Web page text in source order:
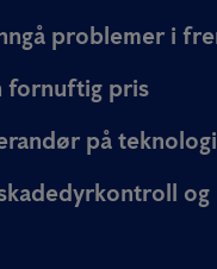
problemer i
fornuftig pris
på
og